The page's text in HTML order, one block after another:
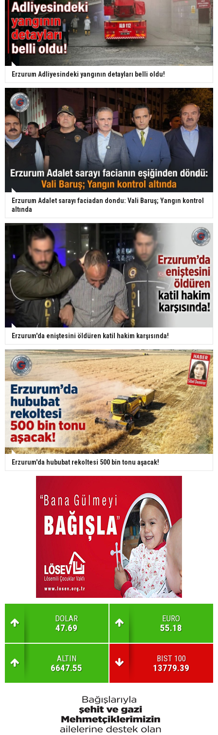
Erzurum Adliyesindeki yangının detayları belli oldu!
Erzurum Adalet sarayı faciadan dondu: Vali Baruş; Yangın kontrol
altında
Erzurum'da eniştesini öldüren katil hakim karşısında!
Erzurum'da hububat rekoltesi 500 bin tonu aşacak!
DOLAR
47.69
EURO
55.18
ALTIN
6647.55
BIST 100
13779.39